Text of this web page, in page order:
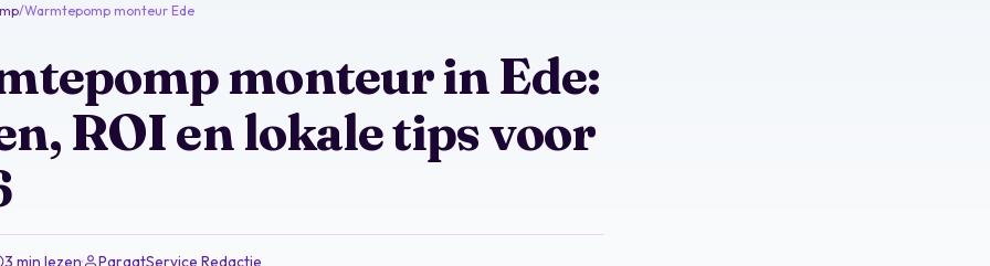
/Warmtepomp monteur Ede
monteur in Ede:
ROI en lokale tips voor
3 min lezen· ParaatService Redactie